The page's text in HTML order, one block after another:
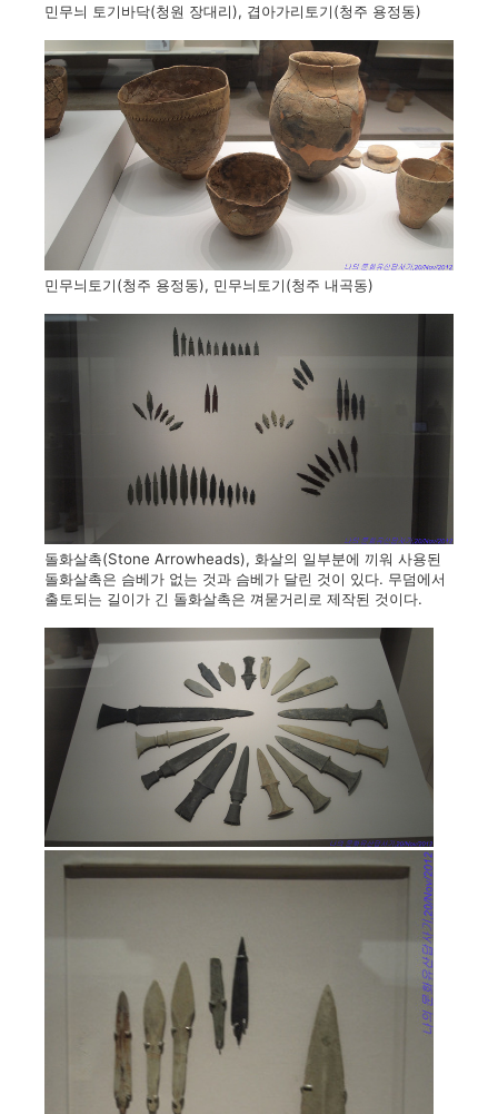
민무늬 토기바닥(청원 장대리), 겹아가리토기(청주 용정동)
민무늬토기(청주 용정동), 민무늬토기(청주 내곡동)
돌화살촉(Stone Arrowheads), 화살의 일부분에 끼워 사용된
돌화살촉은 슴베가 없는 것과 슴베가 달린 것이 있다. 무덤에서
출토되는 길이가 긴 돌화살촉은 껴묻거리로 제작된 것이다.